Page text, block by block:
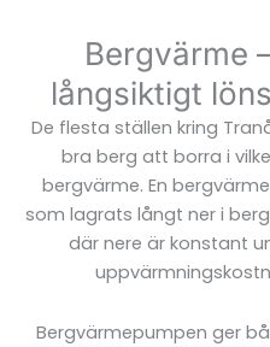
Bergvärme
långsiktigt
De flesta ställen kring
bra berg att borra i
bergvärme. En
som lagrats långt ner i
där nere är konstant
Bergvärmepumpen ger